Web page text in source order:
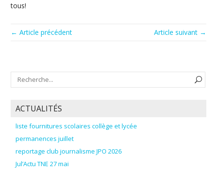
tous!
← Article précédent Article suivant →
ACTUALITÉS
liste fournitures scolaires collège et lycée
permanences juillet
reportage club journalisme JPO 2026
Jul’Actu TNE 27 mai